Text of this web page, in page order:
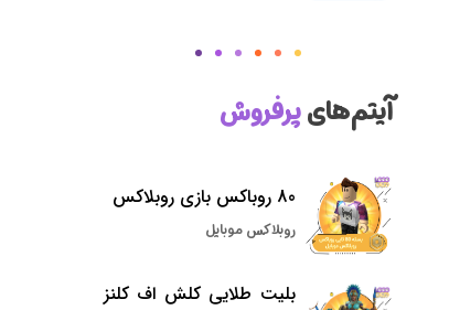
آیتم‌هایپرفروش
80 روباکس بازی روبلاکس
روبلاکس موبایل
بلیت طلایی کلش اف کلنز